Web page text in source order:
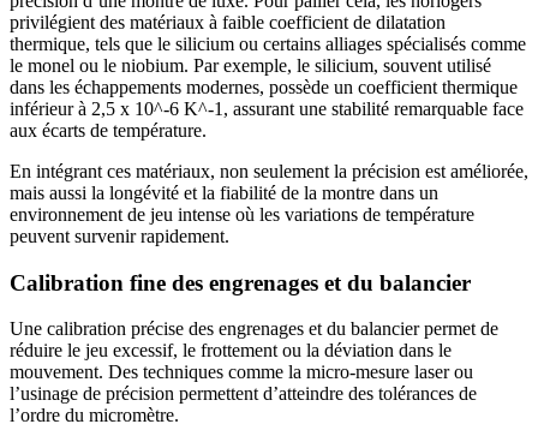
privilégient des matériaux à faible coefficient de dilatation
thermique, tels que le silicium ou certains alliages spécialisés comme
le monel ou le niobium. Par exemple, le silicium, souvent utilisé
dans les échappements modernes, possède un coefficient thermique
inférieur à 2,5 x 10^-6 K^-1, assurant une stabilité remarquable face
aux écarts de température.
En intégrant ces matériaux, non seulement la précision est améliorée,
mais aussi la longévité et la fiabilité de la montre dans un
environnement de jeu intense où les variations de température
peuvent survenir rapidement.
Calibration fine des engrenages et du balancier
Une calibration précise des engrenages et du balancier permet de
réduire le jeu excessif, le frottement ou la déviation dans le
mouvement. Des techniques comme la micro-mesure laser ou
l’usinage de précision permettent d’atteindre des tolérances de
l’ordre du micromètre.